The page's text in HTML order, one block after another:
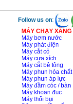
Follow us on:
MÁY CHẠY
Máy bơm nước
Máy phát điện
Máy cắt cỏ
Máy cưa xích
Máy cắt bê tông
Máy phun hóa chất
Máy phun áp lực
Máy đầm cóc / bàn
Máy khoan đục
Máy thổi bụi